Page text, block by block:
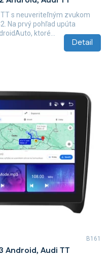
Detail
s neuveriteľným zvukom
Na prvý pohľad upúta
ktoré...
Android, Audi TT
B161